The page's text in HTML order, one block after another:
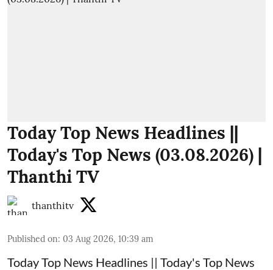
Today Top News Headlines ||
Today's Top News (03.08.2026) |
Thanthi TV
thanthitv
Published on: 03 Aug 2026, 10:39 am
Today Top News Headlines || Today's Top News